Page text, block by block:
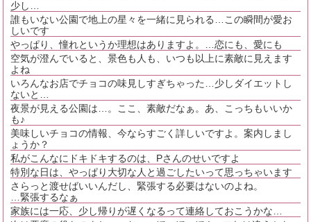
少し…
誰もいない公園で地上の星々を一緒に見られる…この瞬間が愛お
しいです
やっぱり、憧れというか理想はありますよ。…恋にも、愛にも
空気が澄んでいると、景色も人も、いつも以上に素敵に見えます
よね
いろんなお店でチョコの味見しすぎちゃった…少しダイエットし
ないと…
夜景が見える公園は…。ここ、素敵だなぁ。あ、こっちもいいか
も♪
美味しいチョコの情報、今ならすごく詳しいですよ。案内しまし
ょうか？
私がこんなにドキドキするのは、Pさんのせいですよ
特別な日は、やっぱり大切な人と過ごしたいって思っちゃいます
さらっと渡せばいいんだし、緊張する必要はないのよね。
…緊張するなぁ
家族には一応、少し帰りが遅くなるって連絡しておこうかな…